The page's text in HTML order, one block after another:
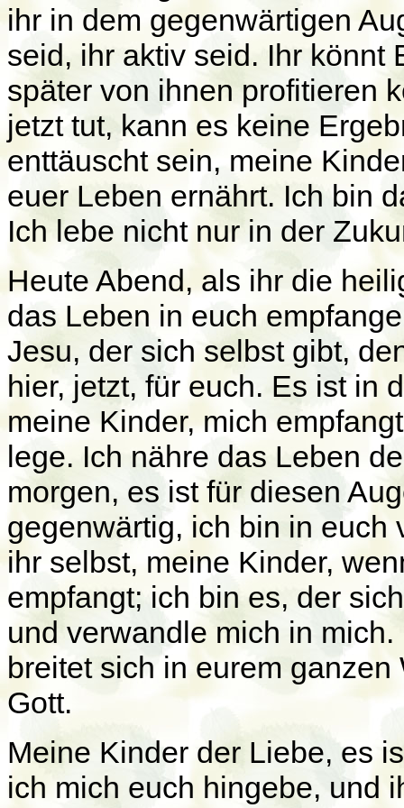
ihr in dem gegenwärtigen
seid, ihr aktiv seid. Ihr könnt
später von ihnen profitieren
jetzt tut, kann es keine
enttäuscht sein, meine
euer Leben ernährt. Ich bin
Ich lebe nicht nur in der
Heute Abend, als ihr die
das Leben in euch
Jesu, der sich selbst gibt,
hier, jetzt, für euch. Es ist in
meine Kinder, mich
lege. Ich nähre das Leben
morgen, es ist für diesen
gegenwärtig, ich bin in euch
ihr selbst, meine Kinder,
empfangt; ich bin es, der
und verwandle mich in
breitet sich in eurem
Gott.
Meine Kinder der Liebe, es
ich mich euch hingebe, und